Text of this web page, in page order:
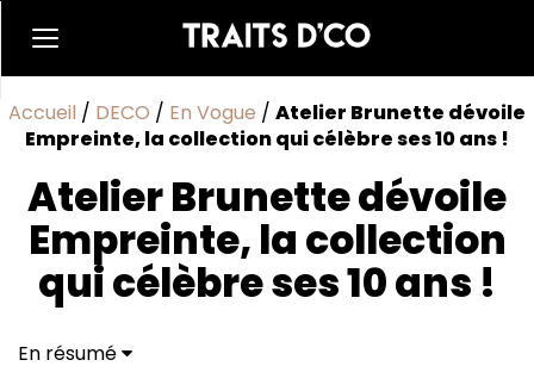
Accueil / DECO / En Vogue / Atelier Brunette dévoile
Empreinte, la collection qui célèbre ses 10 ans !
Atelier Brunette dévoile
Empreinte, la collection
qui célèbre ses 10 ans !
En résumé